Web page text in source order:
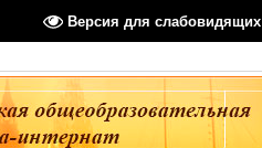
Версия для слабовидящих